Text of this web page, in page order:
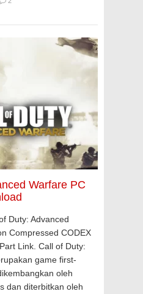
Warfare PC
Duty: Advanced
Compressed CODEX
Link. Call of Duty:
game first-
oleh
dan diterbitkan oleh